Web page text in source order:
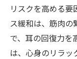
リスクを高める
ス緩和は、筋肉の
で、耳の回復力を
は、心身のリラッ